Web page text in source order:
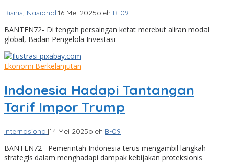
Bisnis, Nasional|16 Mei 2025oleh B-09
BANTEN72- Di tengah persaingan ketat merebut aliran modal
global, Badan Pengelola Investasi
Ekonomi Berkelanjutan
Indonesia Hadapi Tantangan
Tarif Impor Trump
Internasional|14 Mei 2025oleh B-09
BANTEN72– Pemerintah Indonesia terus mengambil langkah
strategis dalam menghadapi dampak kebijakan proteksionis